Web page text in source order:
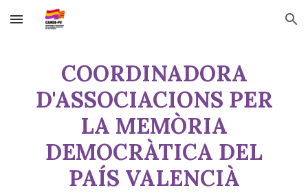
Skip to main content Skip to navigation
COORDINADORA
D'ASSOCIACIONS PER
LA MEMÒRIA
DEMOCRÀTICA DEL
PAÍS VALENCIÀ